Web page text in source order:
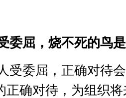
委屈，烧不死的鸟
受委屈，正确对待
正确对待，为组织